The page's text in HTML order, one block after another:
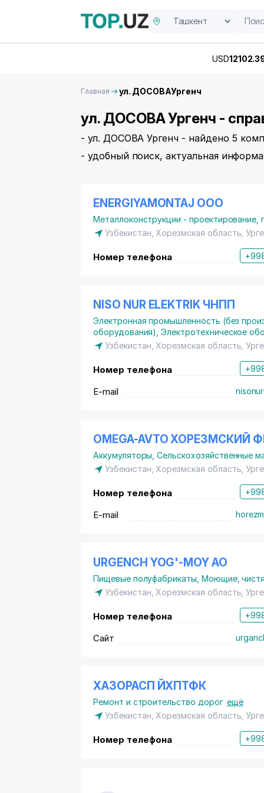
USD
Главная ул. ДОСОВАУргенч
ул. ДОСОВА Ургенч -
- ул. ДОСОВА Ургенч - найдено 5
- удобный поиск, актуальная
ENERGIYAMONTAJ ООО
Металлоконструкции -
Узбекистан, Хорезмская область,
Номер телефона
NISO NUR ELEKTRIK ЧНПП
Электронная промышленность (без
оборудования) ,Электротехническое
Узбекистан, Хорезмская область,
Номер телефона
E-mail
OMEGA-AVTO ХОРЕЗМСКИЙ
Аккумуляторы ,Сельскохозяйственные
Узбекистан, Хорезмская область,
Номер телефона
E-mail
URGENCH YOG'-MOY АО
Пищевые полуфабрикаты Моющие,
Узбекистан, Хорезмская область,
Номер телефона
Сайт
ХАЗОРАСП ЙХПТФК
Ремонт и строительство дорог ещё
Узбекистан, Хорезмская область,
Номер телефона